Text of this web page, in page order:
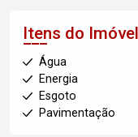
Itens do Imóvel
Água
Energia
Esgoto
Pavimentação